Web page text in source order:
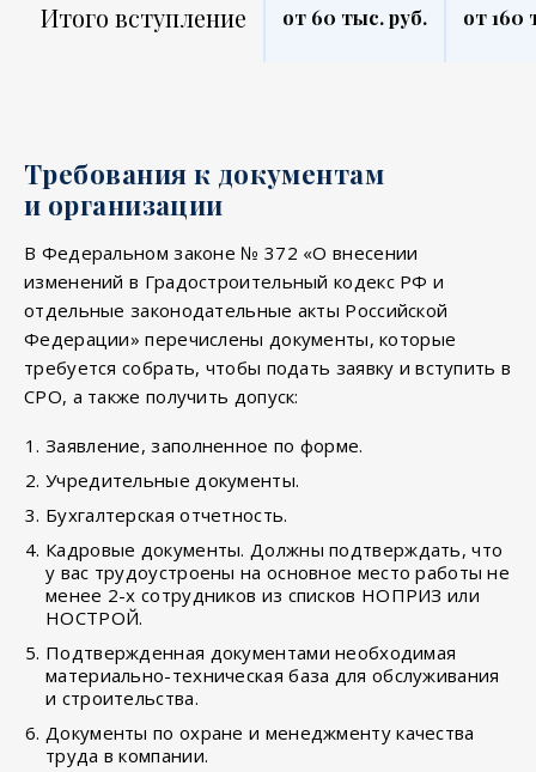
Итого вступление от 60 тыс. руб. от 160
Требования к документам
и организации
В Федеральном законе № 372 «О внесении
изменений в Градостроительный кодекс РФ и
отдельные законодательные акты Российской
Федерации» перечислены документы, которые
требуется собрать, чтобы подать заявку и вступить в
СРО, а также получить допуск:
Заявление, заполненное по форме.
Учредительные документы.
Бухгалтерская отчетность.
Кадровые документы. Должны подтверждать, что
у вас трудоустроены на основное место работы не
менее 2-х сотрудников из списков НОПРИЗ или
НОСТРОЙ.
Подтвержденная документами необходимая
материально-техническая база для обслуживания
и строительства.
Документы по охране и менеджменту качества
труда в компании.